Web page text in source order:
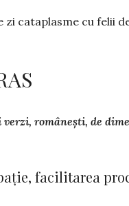
zi ca­taplasme cu felii
verzi, ro­mânești, de
facilitarea